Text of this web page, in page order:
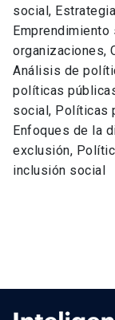
social,
organizaciones,
Análisis de
políticas
social, Políticas
Enfoques de la
exclusión,
inclusión social